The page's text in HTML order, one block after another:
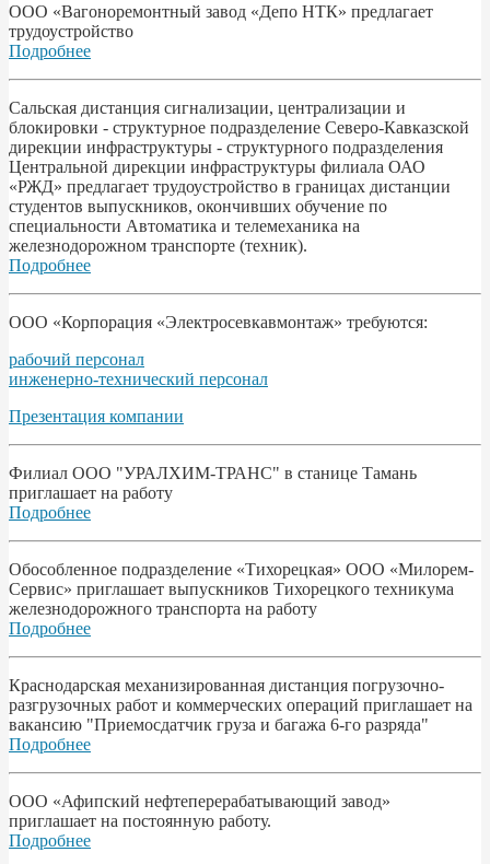
ООО «Вагоноремонтный завод «Депо НТК» предлагает
трудоустройство
Подробнее
Сальская дистанция сигнализации, централизации и
блокировки - структурное подразделение Северо-Кавказской
дирекции инфраструктуры - структурного подразделения
Центральной дирекции инфраструктуры филиала ОАО
«РЖД» предлагает трудоустройство в границах дистанции
студентов выпускников, окончивших обучение по
специальности Автоматика и телемеханика на
железнодорожном транспорте (техник).
Подробнее
ООО «Корпорация «Электросевкавмонтаж» требуются:
рабочий персонал
инженерно-технический персонал
Презентация компании
Филиал ООО "УРАЛХИМ-ТРАНС" в станице Тамань
приглашает на работу
Подробнее
Обособленное подразделение «Тихорецкая» ООО «Милорем-
Сервис» приглашает выпускников Тихорецкого техникума
железнодорожного транспорта на работу
Подробнее
Краснодарская механизированная дистанция погрузочно-
разгрузочных работ и коммерческих операций приглашает на
вакансию "Приемосдатчик груза и багажа 6-го разряда"
Подробнее
ООО «Афипский нефтеперерабатывающий завод»
приглашает на постоянную работу.
Подробнее